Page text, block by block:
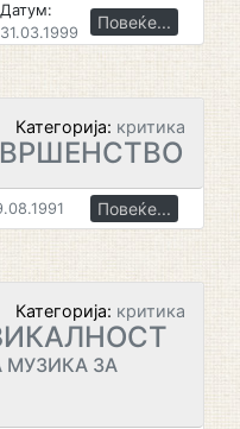
Датум:
31.03.1999
Повеќе...
Категорија: критика
Повеќе...
Категорија: критика
МУЗИКА ЗА